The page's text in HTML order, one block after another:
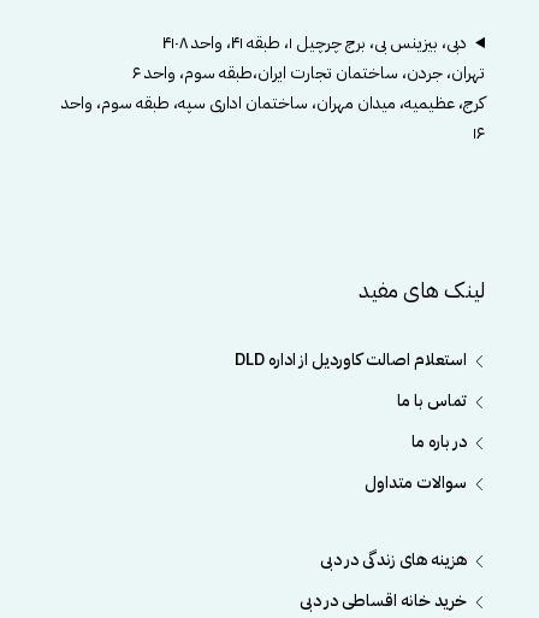
دبی، بیزینس بی، برج چرچیل ۱، طبقه ۴۱، واحد ۴۱۰۸
تهران، جردن، ساختمان تجارت ایران،طبقه سوم، واحد ۶
کرج، عظیمیه، میدان مهران، ساختمان اداری سپه، طبقه سوم، واحد
۱۶
لینک های مفید
استعلام اصالت کاوردیل از اداره DLD
تماس با ما
در باره ما
سوالات متداول
هزینه های زندگی در دبی
خرید خانه اقساطی در دبی